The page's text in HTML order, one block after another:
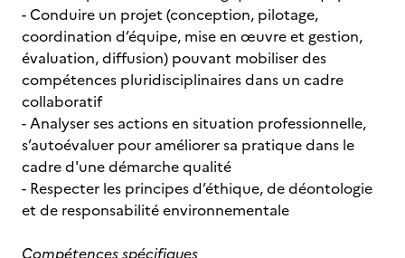
- Conduire un projet (conception, pilotage,
coordination d’équipe, mise en œuvre et gestion,
évaluation, diffusion) pouvant mobiliser des
compétences pluridisciplinaires dans un cadre
collaboratif
- Analyser ses actions en situation professionnelle,
s’autoévaluer pour améliorer sa pratique dans le
cadre d'une démarche qualité
- Respecter les principes d’éthique, de déontologie
et de responsabilité environnementale
Compétences spécifiques